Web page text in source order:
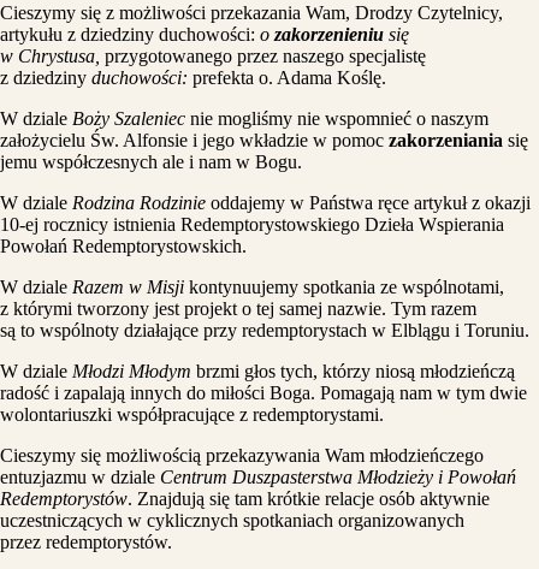
Cieszymy się z możliwości przekazania Wam, Drodzy Czytelnicy,
artykułu z dziedziny duchowości: o zakorzenieniu się
w Chrystusa, przygotowanego przez naszego specjalistę
z dziedziny duchowości: prefekta o. Adama Koślę.
W dziale Boży Szaleniec nie mogliśmy nie wspomnieć o naszym
założycielu Św. Alfonsie i jego wkładzie w pomoc zakorzeniania się
jemu współczesnych ale i nam w Bogu.
W dziale Rodzina Rodzinie oddajemy w Państwa ręce artykuł z okazji
10-ej rocznicy istnienia Redemptorystowskiego Dzieła Wspierania
Powołań Redemptorystowskich.
W dziale Razem w Misji kontynuujemy spotkania ze wspólnotami,
z którymi tworzony jest projekt o tej samej nazwie. Tym razem
są to wspólnoty działające przy redemptorystach w Elblągu i Toruniu.
W dziale Młodzi Młodym brzmi głos tych, którzy niosą młodzieńczą
radość i zapalają innych do miłości Boga. Pomagają nam w tym dwie
wolontariuszki współpracujące z redemptorystami.
Cieszymy się możliwością przekazywania Wam młodzieńczego
entuzjazmu w dziale Centrum Duszpasterstwa Młodzieży i Powołań
Redemptorystów. Znajdują się tam krótkie relacje osób aktywnie
uczestniczących w cyklicznych spotkaniach organizowanych
przez redemptorystów.